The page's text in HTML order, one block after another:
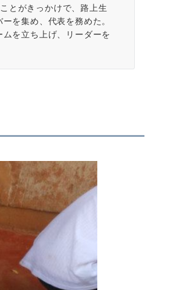
とがきっかけで、路上生
を集め、代表を務めた。
を立ち上げ、リーダーを